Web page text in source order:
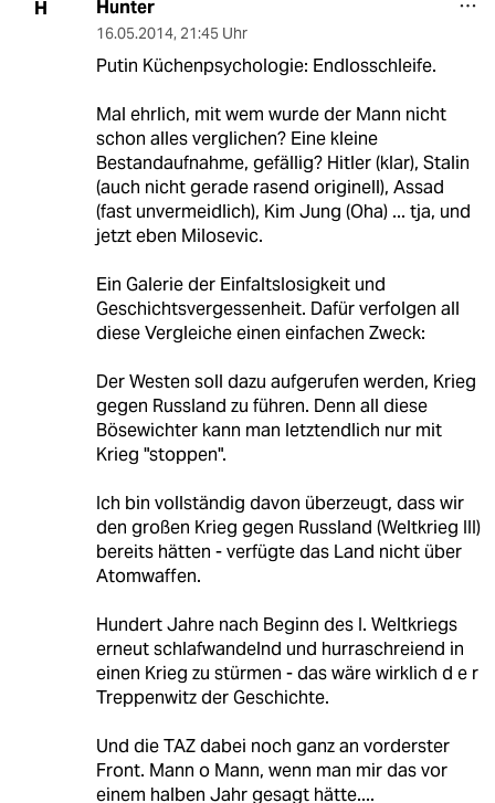
H Hunter
16.05.2014, 21:45 Uhr
Putin Küchenpsychologie: Endlosschleife.
Mal ehrlich, mit wem wurde der Mann nicht
schon alles verglichen? Eine kleine
Bestandaufnahme, gefällig? Hitler (klar), Stalin
(auch nicht gerade rasend originell), Assad
(fast unvermeidlich), Kim Jung (Oha) ... tja, und
jetzt eben Milosevic.
Ein Galerie der Einfaltslosigkeit und
Geschichtsvergessenheit. Dafür verfolgen all
diese Vergleiche einen einfachen Zweck:
Der Westen soll dazu aufgerufen werden, Krieg
gegen Russland zu führen. Denn all diese
Bösewichter kann man letztendlich nur mit
Krieg "stoppen".
Ich bin vollständig davon überzeugt, dass wir
den großen Krieg gegen Russland (Weltkrieg III)
bereits hätten - verfügte das Land nicht über
Atomwaffen.
Hundert Jahre nach Beginn des I. Weltkriegs
erneut schlafwandelnd und hurraschreiend in
einen Krieg zu stürmen - das wäre wirklich d e r
Treppenwitz der Geschichte.
Und die TAZ dabei noch ganz an vorderster
Front. Mann o Mann, wenn man mir das vor
einem halben Jahr gesagt hätte....